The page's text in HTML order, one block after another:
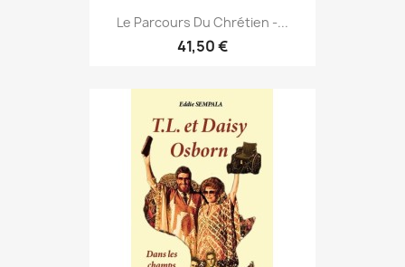
Le Parcours Du Chrétien -...
41,50 €